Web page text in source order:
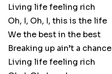
Living life feeling rich
Oh, I, Oh, I, this is the life
We the best in the best
Breaking up ain’t a chance
Living life feeling rich